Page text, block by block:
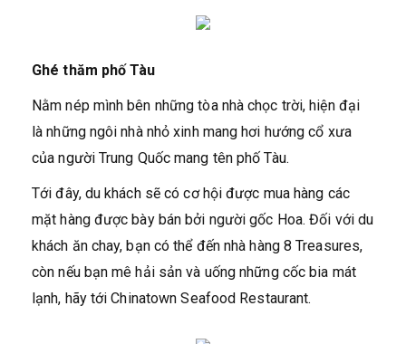
Ghé thăm phố Tàu
Nằm nép mình bên những tòa nhà chọc trời, hiện đại
là những ngôi nhà nhỏ xinh mang hơi hướng cổ xưa
của người Trung Quốc mang tên phố Tàu.
Tới đây, du khách sẽ có cơ hội được mua hàng các
mặt hàng được bày bán bởi người gốc Hoa. Đối với du
khách ăn chay, bạn có thể đến nhà hàng 8 Treasures,
còn nếu bạn mê hải sản và uống những cốc bia mát
lạnh, hãy tới Chinatown Seafood Restaurant.